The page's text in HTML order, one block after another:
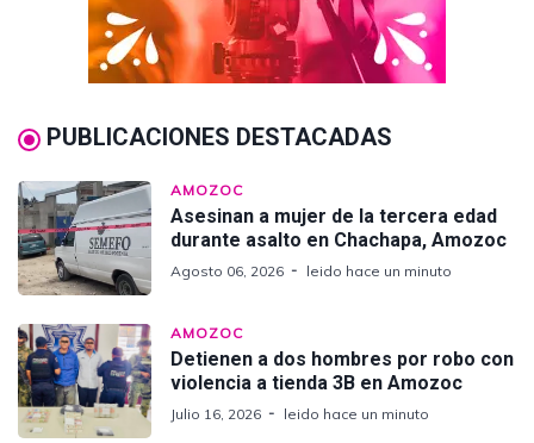
PUBLICACIONES DESTACADAS
AMOZOC
Asesinan a mujer de la tercera edad
durante asalto en Chachapa, Amozoc
Agosto 06, 2026 leido hace un minuto
AMOZOC
Detienen a dos hombres por robo con
violencia a tienda 3B en Amozoc
Julio 16, 2026 leido hace un minuto